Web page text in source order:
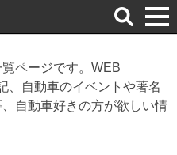
検
索
ページです。WEB
、自動車のイベントや著名
自動車好きの方が欲しい情